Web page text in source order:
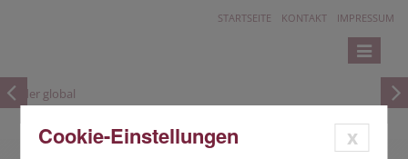
Cookie-Einstellungen x
STARTSEITE KONTAKT IMPRESSUM
Toggle